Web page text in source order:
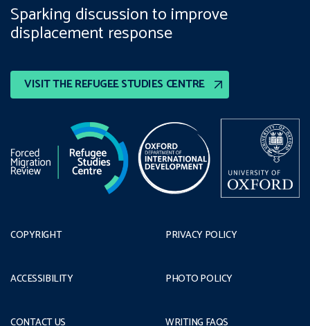
VISIT THE REFUGEE STUDIES CENTRE
Sparking discussion to improve
displacement response
COPYRIGHT
ACCESSIBILITY
CONTACT US
PRIVACY POLICY
PHOTO POLICY
WRITING FAQS